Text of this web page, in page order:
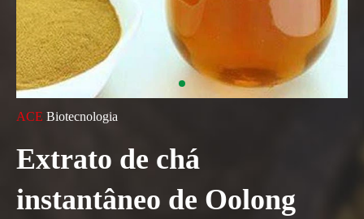
ACE Biotecnologia
Extrato de chá
instantâneo de Oolong